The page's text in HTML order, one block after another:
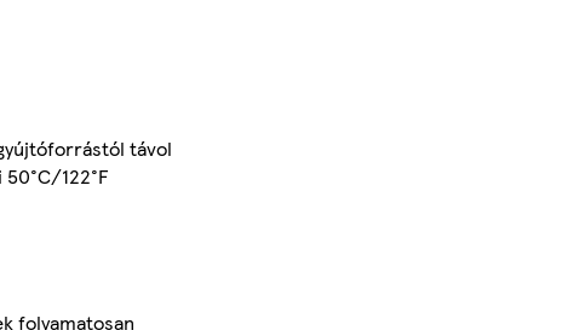
távol
122°F
folyamatosan